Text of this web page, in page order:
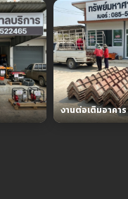
งานต่อเติมอาคาร